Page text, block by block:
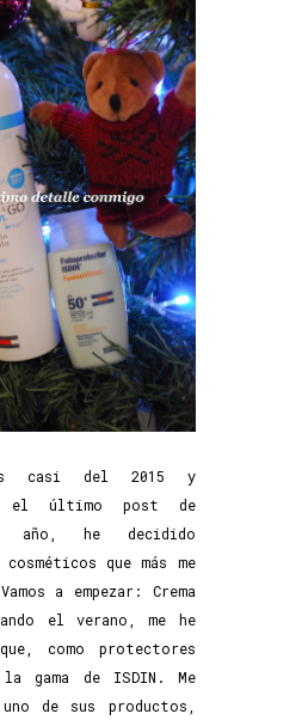
casi del 2015 y
el último post de
año, he decidido
que más me
a empezar: Crema
el verano, me he
como protectores
gama de ISDIN. Me
uno de sus productos,